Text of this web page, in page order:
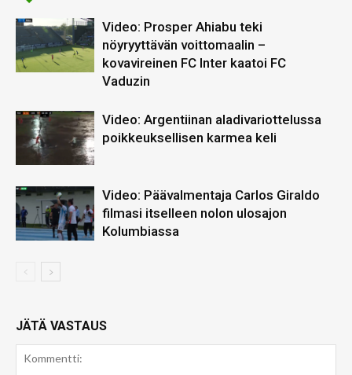
Video: Prosper Ahiabu teki
nöyryyttävän voittomaalin –
kovavireinen FC Inter kaatoi FC
Vaduzin
Video: Argentiinan aladivariottelussa
poikkeuksellisen karmea keli
Video: Päävalmentaja Carlos Giraldo
filmasi itselleen nolon ulosajon
Kolumbiassa
JÄTÄ VASTAUS